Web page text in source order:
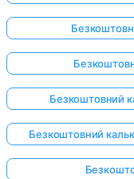
Безкоштовний
Безкоштовний